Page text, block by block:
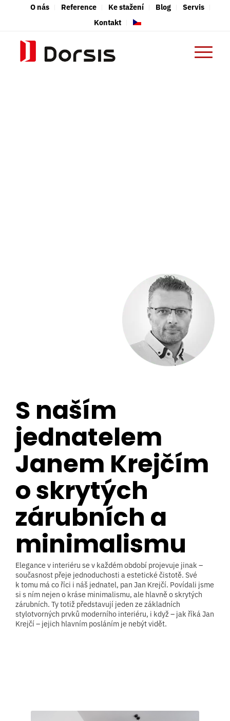
O nás Reference Ke stažení Blog
Servis
Kontakt
S naším
jednatelem
Janem Krejčím
o skrytých
zárubních a
minimalismu
Elegance v interiéru se v každém období projevuje jinak –
současnost přeje jednoduchosti a estetické čistotě. Své
k tomu má co říci i náš jednatel, pan Jan Krejčí. Povídali jsme
si s ním nejen o kráse minimalismu, ale hlavně o skrytých
zárubních. Ty totiž představují jeden ze základních
stylotvorných prvků moderního interiéru, i když – jak říká Jan
Krejčí – jejich hlavním posláním je nebýt vidět.